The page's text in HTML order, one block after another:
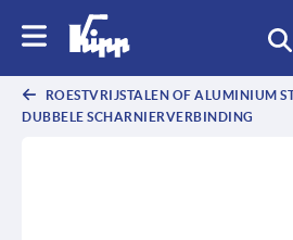
ROESTVRIJSTALEN OF ALUMINIUM
DUBBELE SCHARNIERVERBINDING